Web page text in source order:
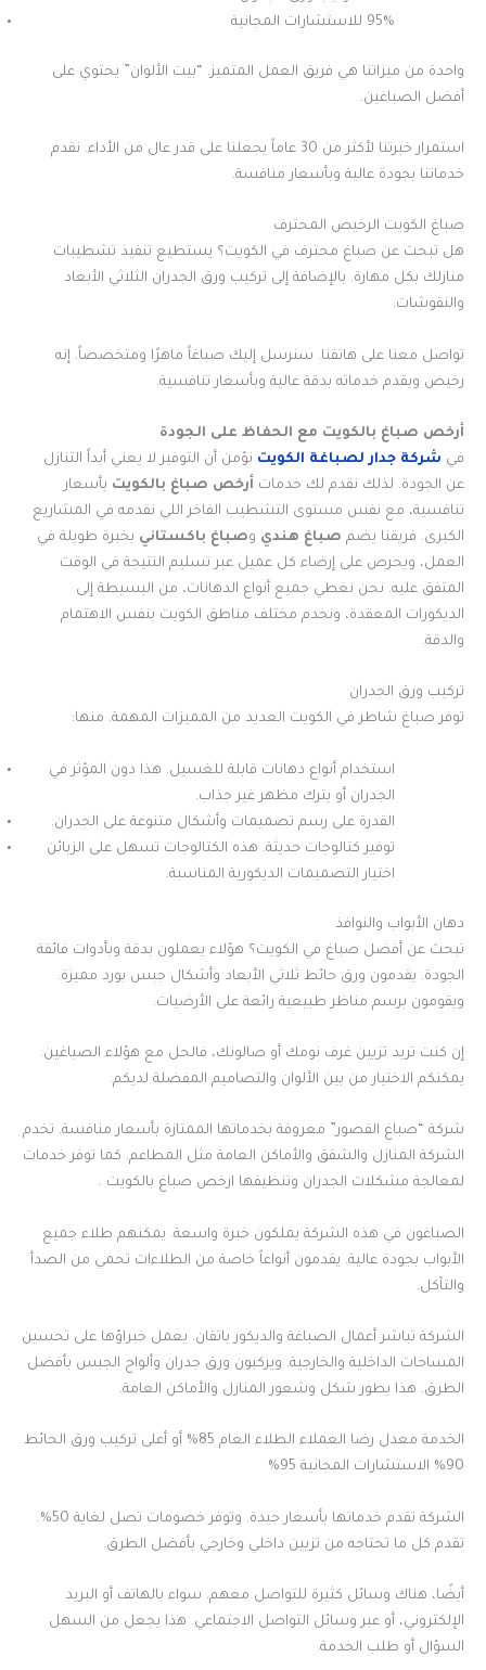
95% للاستشارات المجانية
واحدة من ميزاتنا هي فريق العمل المتميز. “بيت الألوان” يحتوي على
أفضل الصباغين.
استمرار خبرتنا لأكثر من 30 عاماً يجعلنا على قدر عال من الأداء. نقدم
خدماتنا بجودة عالية وبأسعار منافسة.
صباغ الكويت الرخيص المحترف
هل تبحث عن صباغ محترف في الكويت؟ يستطيع تنفيذ تشطيبات
منازلك بكل مهارة. بالإضافة إلى تركيب ورق الجدران الثلاثي الأبعاد
والنقوشات.
تواصل معنا على هاتفنا. سنرسل إليك صباغاً ماهرًا ومتخصصاً. إنه
رخيص ويقدم خدماته بدقة عالية وبأسعار تنافسية.
أرخص صباغ بالكويت مع الحفاظ على الجودة
في شركة جدار لصباغة الكويت نؤمن أن التوفير لا يعني أبداً التنازل
عن الجودة. لذلك نقدم لك خدمات أرخص صباغ بالكويت بأسعار
تنافسية، مع نفس مستوى التشطيب الفاخر اللي نقدمه في المشاريع
الكبرى. فريقنا يضم صباغ هندي وصباغ باكستاني بخبرة طويلة في
العمل، ويحرص على إرضاء كل عميل عبر تسليم النتيجة في الوقت
المتفق عليه. نحن نغطي جميع أنواع الدهانات، من البسيطة إلى
الديكورات المعقدة، ونخدم مختلف مناطق الكويت بنفس الاهتمام
والدقة.
تركيب ورق الجدران
توفر صباغ شاطر في الكويت العديد من المميزات المهمة. منها:
استخدام أنواع دهانات قابلة للغسيل. هذا دون المؤثر في
الجدران أو يترك مظهر غير جذاب.
القدرة على رسم تصميمات وأشكال متنوعة على الجدران.
توفير كتالوجات حديثة. هذه الكتالوجات تسهل على الزبائن
اختيار التصميمات الديكورية المناسبة.
دهان الأبواب والنوافذ
تبحث عن أفضل صباغ في الكويت؟ هؤلاء يعملون بدقة وبأدوات فائقة
الجودة. يقدمون ورق حائط ثلاثي الأبعاد وأشكال جبس بورد مميزة.
ويقومون برسم مناظر طبيعية رائعة على الأرضيات.
إن كنت تريد تزيين غرف نومك أو صالونك، فالحل مع هؤلاء الصباغين.
يمكنكم الاختيار من بين الألوان والتصاميم المفضلة لديكم.
شركة “صباغ القصور” معروفة بخدماتها الممتازة بأسعار منافسة. تخدم
الشركة المنازل والشقق والأماكن العامة مثل المطاعم. كما توفر خدمات
لمعالجة مشكلات الجدران وتنظيفها ارخص صباغ بالكويت .
الصباغون في هذه الشركة يملكون خبرة واسعة. يمكنهم طلاء جميع
الأبواب بجودة عالية. يقدمون أنواعاً خاصة من الطلاءات تحمي من الصدأ
والتآكل.
الشركة تباشر أعمال الصباغة والديكور باتقان. يعمل خبراؤها على تحسين
المساحات الداخلية والخارجية. ويركبون ورق جدران وألواح الجبس بأفضل
الطرق. هذا يطور شكل وشعور المنازل والأماكن العامة.
الخدمة معدل رضا العملاء الطلاء العام 85% أو أعلى تركيب ورق الحائط
90% الاستشارات المجانية 95%
الشركة تقدم خدماتها بأسعار جيدة. وتوفر خصومات تصل لغاية 50%.
تقدم كل ما تحتاجه من تزيين داخلي وخارجي بأفضل الطرق.
أيضًا، هناك وسائل كثيرة للتواصل معهم. سواء بالهاتف أو البريد
الإلكتروني، أو عبر وسائل التواصل الاجتماعي. هذا يجعل من السهل
السؤال أو طلب الخدمة.